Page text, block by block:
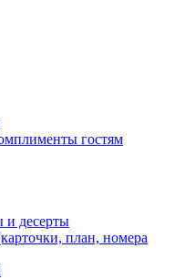
гостям
и десерты
план, номера